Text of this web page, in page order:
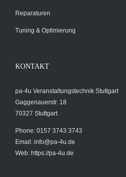
Reparaturen
Tuning & Optimierung
KONTAKT
pa-4u Veranstaltungstechnik Stuttgart
Gaggenauerstr. 18
70327 Stuttgart
Phone: 0157 3743 3743
Email: info@pa-4u.de
Web: https://pa-4u.de